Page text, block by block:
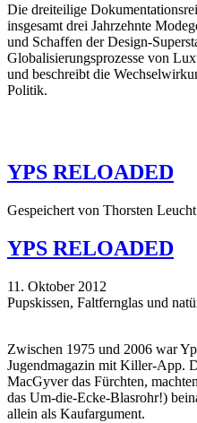
Die dreiteilige
insgesamt drei Jahrzehnte
und Schaffen der Design-
Globalisierungsprozesse von
und beschreibt die
Politik.
YPS RELOADED
Gespeichert von Thorsten Leucht
YPS RELOADED
11. Oktober 2012
Pupskissen, Faltfernglas und
Zwischen 1975 und 2006 war
Jugendmagazin mit Killer-App.
MacGyver das Fürchten,
das Um-die-Ecke-Blasrohr!)
allein als Kaufargument.